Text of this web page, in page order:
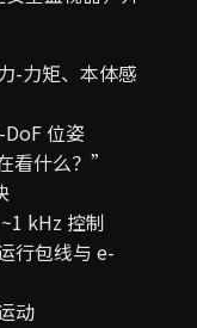
-力矩、本体感
位姿
什么？”
kHz 控制
行包线与 e-
动